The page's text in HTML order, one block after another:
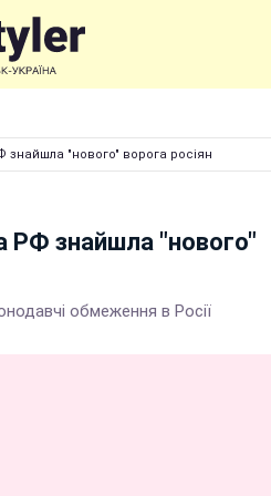
"нового" ворога росіян
РФ знайшла "нового"
обмеження в Росії